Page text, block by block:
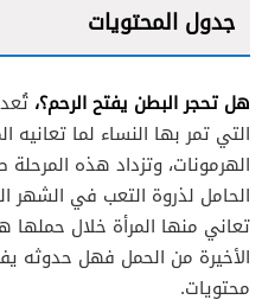
جدول المحتويات
هل تحجر البطن يفتح الرحم؟،
التي تمر بها النساء لما
الهرمونات، وتزداد هذه
الحامل لذروة التعب في الشهر
تعاني منها المرأة خلال حملها
الأخيرة من الحمل فهل حدوثه
محتويات.